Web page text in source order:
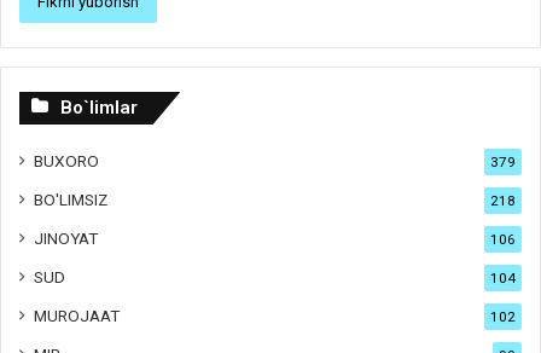
Bo`limlar
BUXORO 379
BO'LIMSIZ 218
JINOYAT 106
SUD 104
MUROJAAT 102